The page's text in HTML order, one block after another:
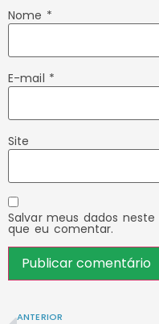
Nome *
E-mail *
Site
Salvar meus dados
que eu comentar.
ANTERIOR